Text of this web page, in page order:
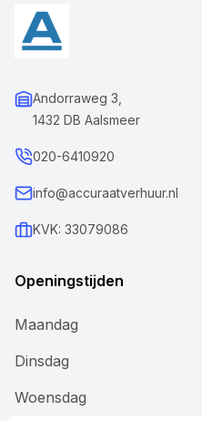
Andorraweg 3,
1432 DB Aalsmeer
020-6410920
info@accuraatverhuur.nl
KVK: 33079086
Openingstijden
Maandag
Dinsdag
Woensdag